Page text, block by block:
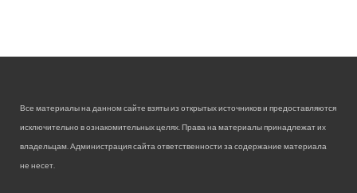
Все материалы на данном сайте взяты из открытых источников и предоставляются
исключительно в ознакомительных целях. Права на материалы принадлежат их
владельцам. Администрация сайта ответственности за содержание материала
не несет.